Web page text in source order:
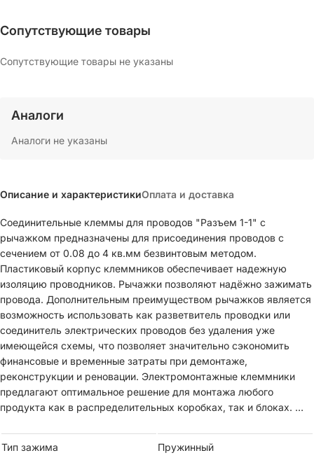
Сопутствующие товары
Сопутствующие товары не указаны
Аналоги
Аналоги не указаны
Описание и характеристикиОплата и доставка
Соединительные клеммы для проводов "Разъем 1-1" с
рычажком предназначены для присоединения проводов с
сечением от 0.08 до 4 кв.мм безвинтовым методом.
Пластиковый корпус клеммников обеспечивает надежную
изоляцию проводников. Рычажки позволяют надёжно зажимать
провода. Дополнительным преимуществом рычажков является
возможность использовать как разветвитель проводки или
соединитель электрических проводов без удаления уже
имеющейся схемы, что позволяет значительно сэкономить
финансовые и временные затраты при демонтаже,
реконструкции и реновации. Электромонтажные клеммники
предлагают оптимальное решение для монтажа любого
продукта как в распределительных коробках, так и блоках.
измерять электрические параметры цепи без разбора и
нарушения изоляции соединения, что обеспечивает
Тип зажима Пружинный